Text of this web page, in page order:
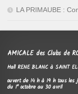
LA PRIMAUBE :
AMICALE des Clubs de
Hall RENE BLANC à SAINT
ouvert de 14 h à 19 h tous les
du 1° octobre au 30 avril